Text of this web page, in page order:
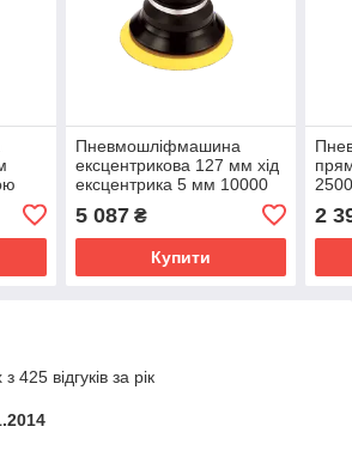
Пневмошліфмашина
ексцентрикова 127 мм хід
ексцентрика 5 мм 10000
5 087₴
Купити
2
425 відгуків за рік